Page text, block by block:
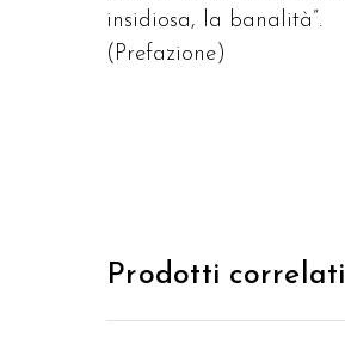
insidiosa, la banalità”.
(Prefazione)
Prodotti correlati